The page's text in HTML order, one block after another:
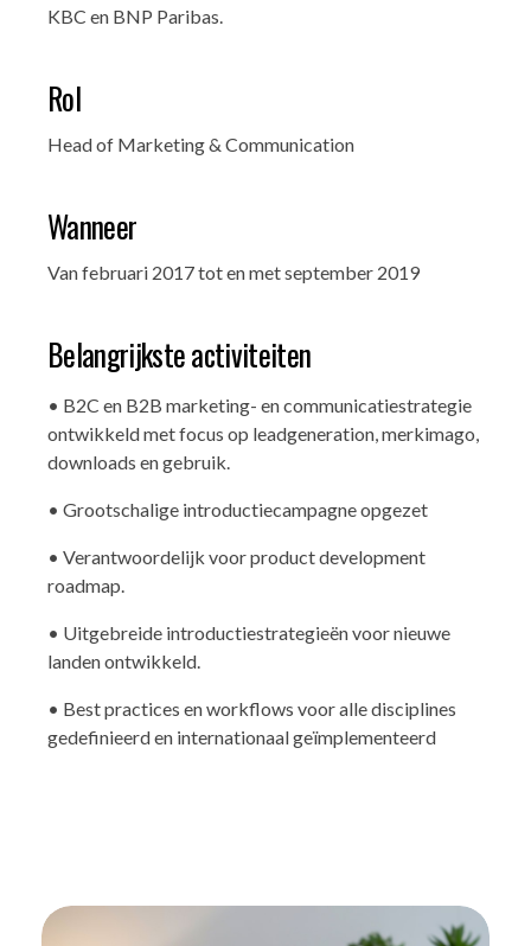
KBC en BNP Paribas.
Rol
Head of Marketing & Communication
Wanneer
Van februari 2017 tot en met september 2019
Belangrijkste activiteiten
• B2C en B2B marketing- en communicatiestrategie
ontwikkeld met focus op leadgeneration, merkimago,
downloads en gebruik.
• Grootschalige introductiecampagne opgezet
• Verantwoordelijk voor product development
roadmap.
• Uitgebreide introductiestrategieën voor nieuwe
landen ontwikkeld.
• Best practices en workflows voor alle disciplines
gedefinieerd en internationaal geïmplementeerd